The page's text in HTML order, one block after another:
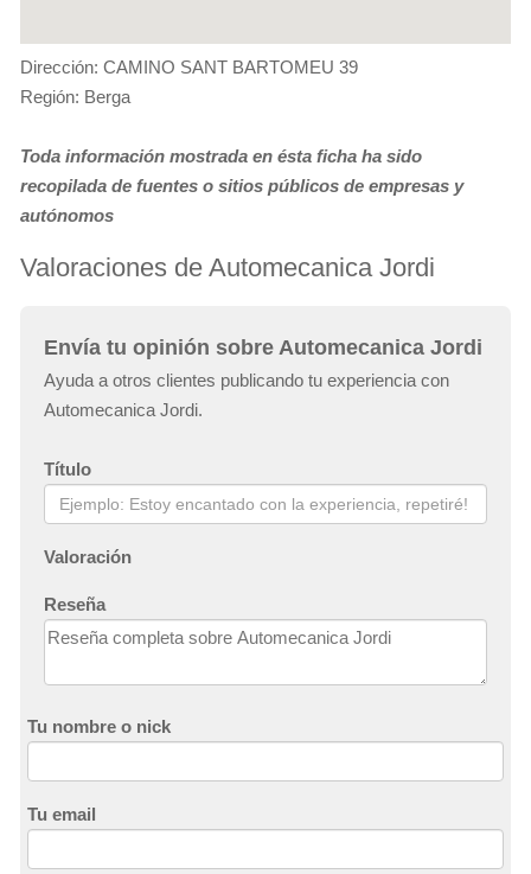
Dirección: CAMINO SANT BARTOMEU 39
Región: Berga
Toda información mostrada en ésta ficha ha sido
recopilada de fuentes o sitios públicos de empresas y
autónomos
Valoraciones de Automecanica Jordi
Envía tu opinión sobre Automecanica Jordi
Ayuda a otros clientes publicando tu experiencia con
Automecanica Jordi.
Título
Valoración
Reseña
Tu nombre o nick
Tu email